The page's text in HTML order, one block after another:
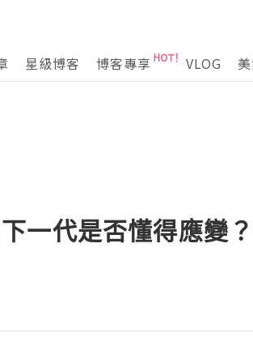
星級博客 博客專享 VLOG
一代是否懂得應變